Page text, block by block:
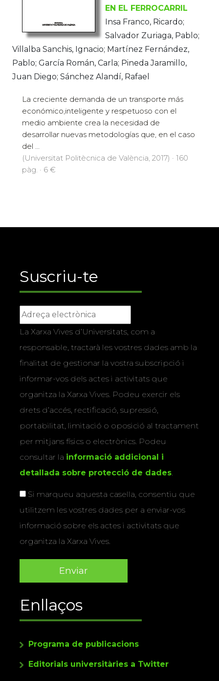
EN EL FERROCARRIL
Insa Franco, Ricardo;
Salvador Zuriaga, Pablo;
Villalba Sanchis, Ignacio; Martínez Fernández,
Pablo; García Román, Carla; Pineda Jaramillo,
Juan Diego; Sánchez Alandí, Rafael
La creciente demanda de un transporte más
económico,inteligente y respetuoso con el
medio ambiente crea la necesidad de
desarrollar nuevas metodologías que, en el caso
del ...
(Universitat Politècnica de València, 2017) · 160
pàg. · 6 €
Suscriu-te
La Xarxa Vives d’Universitats, com a
responsable, tractarà les vostres dades amb la
finalitat de gestionar la vostra subscripció i
informar-vos dels actes i activitats que
organitza la Xarxa Vives. Podeu exercir els
drets d’accés, rectificació, supressió,
portabilitat, limitació o oposició al tractament
per mitjans físics o electrònics. Podeu
consultar la informació addicional i
detallada sobre protecció de dades.
Si marqueu aquesta casella, consentiu que
utilitzem les vostres dades per a enviar-vos
informació sobre els actes i activitats que
organitza la Xarxa Vives.
Enllaços
Programa de publicacions
Editorials universitàries a Twitter